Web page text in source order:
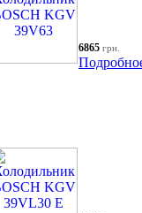
6865 грн.